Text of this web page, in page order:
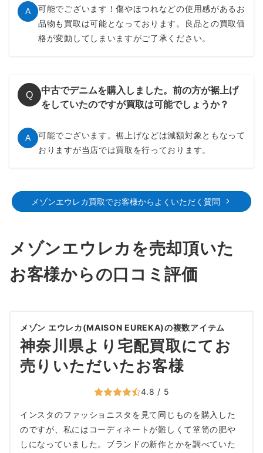
A
可能でございます！傷やほつれなどの使用感があるお
品物も買取は可能となっております。良品との買取価
格が変動してしまいますがご了承ください。
Q
中古でデニムを購入しました。前の方が裾上げ
をしていたのですが買取は可能でしょうか？
A
可能でございます。裾上げなどは減額対象ともなって
おりますが当店では買取を行っております。
メゾンエウレカ買取でお客様からよくいただく質問
メゾンエウレカを売却頂いた
お客様からの口コミ評価
メゾン エウレカ(MAISON EUREKA)の複数アイテム
神奈川県より宅配買取にてお
売りいただいたお客様
4.8 / 5
インスタのファッショニスタを見て同じものを購入した
のですが、私にはコーディネートが難しくて箪笥の肥や
しになっていました。ブランドの新作とかを調べていた